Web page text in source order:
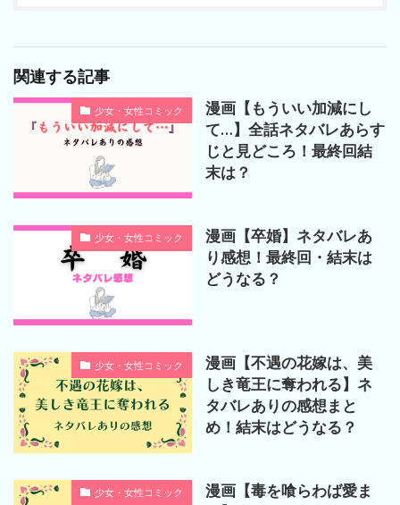
関連する記事
少女・女性コミック
漫画【もういい加減にし
て…】全話ネタバレあらす
じと見どころ！最終回結
末は？
少女・女性コミック
漫画【卒婚】ネタバレあ
り感想！最終回・結末は
どうなる？
少女・女性コミック
漫画【不遇の花嫁は、美
しき竜王に奪われる】ネ
タバレありの感想まと
め！結末はどうなる？
少女・女性コミック
漫画【毒を喰らわば愛ま